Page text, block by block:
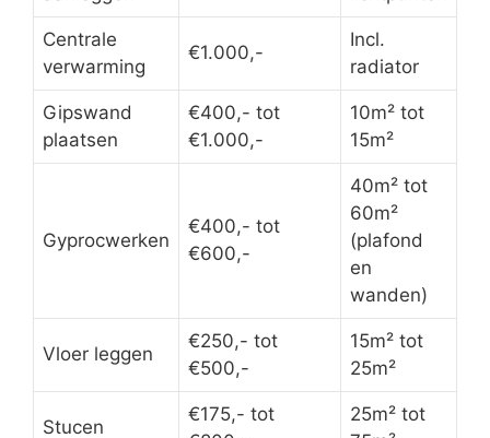
Tijdens het verbouwen kan u ineens een aantal
zaken opknappen, afwerken of verbeteren. Laat
de isolatie van de kamer ten wensen over, dan
is de renovatie de uitgelezen kans om dat
probleem de wereld uit te helpen. Bepaal wat
de noden, wensen en eisen van uw
zolderinrichting zijn en hoe u deze kan
realiseren door te renoveren.
Ook voor renovatiewerken ergens anders in uw
woonst kunt u bij ons terecht, lees er meer over
renovatiewerken Ekeren.